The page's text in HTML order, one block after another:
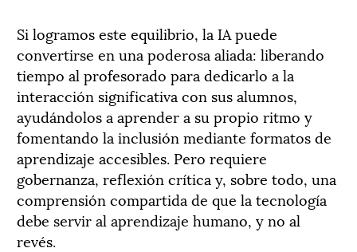
Si logramos este equilibrio, la IA puede
convertirse en una poderosa aliada: liberando
tiempo al profesorado para dedicarlo a la
interacción significativa con sus alumnos,
ayudándolos a aprender a su propio ritmo y
fomentando la inclusión mediante formatos de
aprendizaje accesibles. Pero requiere
gobernanza, reflexión crítica y, sobre todo, una
comprensión compartida de que la tecnología
debe servir al aprendizaje humano, y no al
revés.